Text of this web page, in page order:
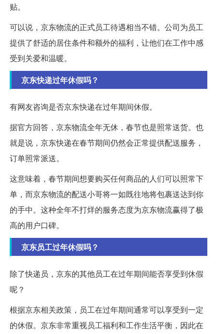
贴。
可以说，京东物流的正式员工待遇相当不错。公司为员工
提供了舒适的居住条件和额外的福利，让他们在工作中感
受到关爱和温暖。
京东快递过年休假吗？
有网友咨询是否京东快递在过年期间休假。
据官方回答，京东物流全年无休，春节也是照常送货。也
就是说，京东快递在春节期间仍然会正常提供配送服务，
订单照常派送。
这意味着，春节期间想要购买任何商品的人们可以照常下
单，而京东物流的配送小哥将一如既往地将包裹送达到你
的手中。这种全年不打烊的服务态度为京东物流赢得了极
高的用户口碑。
京东员工过年休假吗？
除了快递员，京东的其他员工在过年期间能否享受到休假
呢？
根据京东相关政策，员工在过年期间通常可以享受到一定
的休假。京东非常重视员工福利和工作生活平衡，因此在